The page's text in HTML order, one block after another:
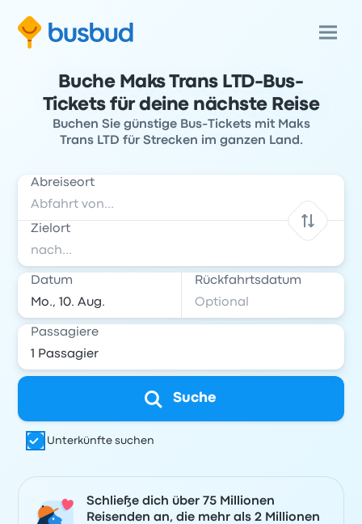
Buche Maks Trans LTD-Bus-
Tickets für deine nächste Reise
Buchen Sie günstige Bus-Tickets mit Maks
Trans LTD für Strecken im ganzen Land.
Abreiseort
Zielort
Datum Rückfahrtsdatum
Passagiere
Suche
Unterkünfte suchen
Schließe dich über 75 Millionen
Reisenden an, die mehr als 2 Millionen